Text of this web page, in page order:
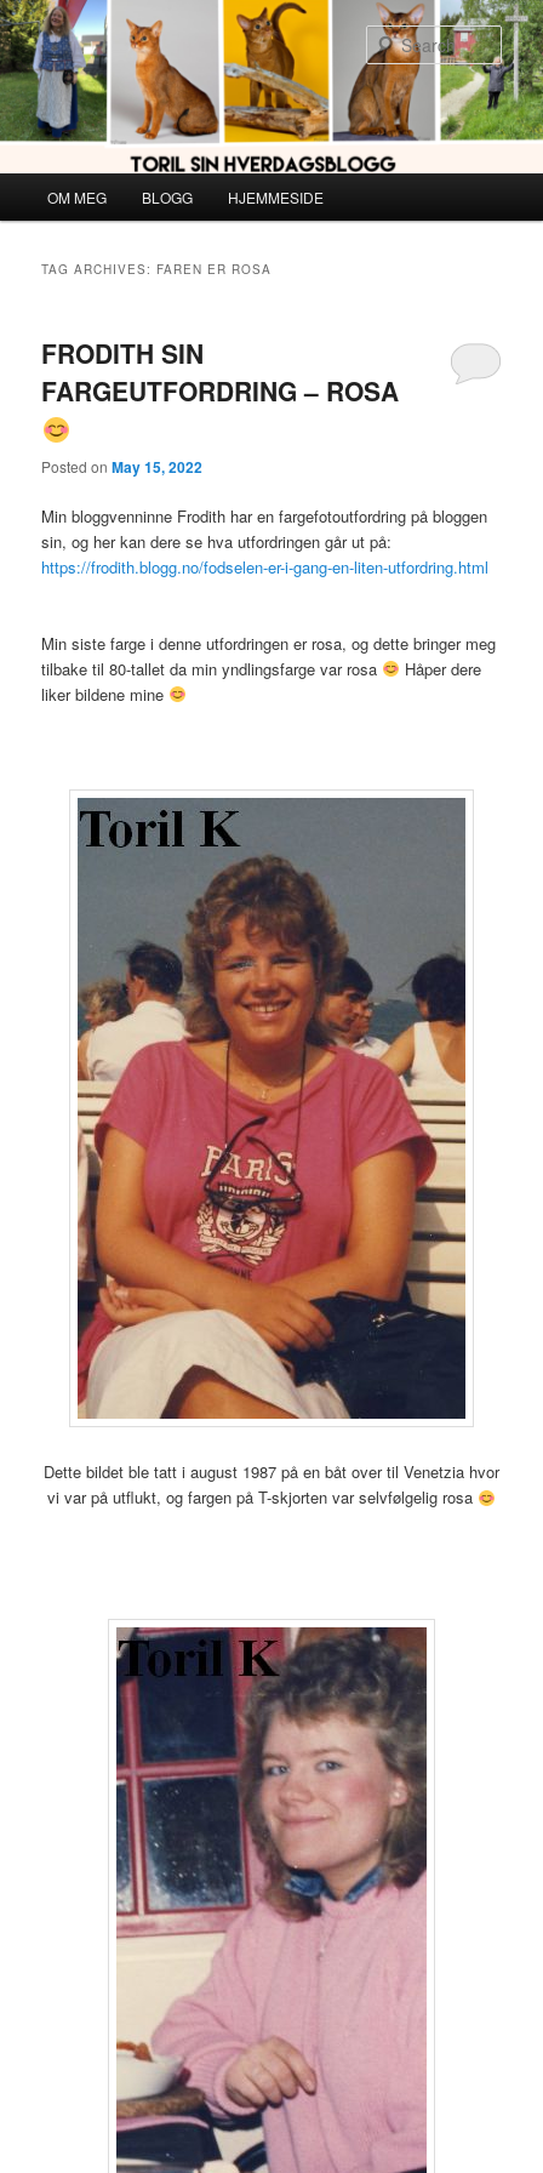
Skip
to
primary
content
Skip
to
secondary
content
OM MEG BLOGG HJEMMESIDE
TAG ARCHIVES: FAREN ER ROSA
FRODITH SIN
FARGEUTFORDRING – ROSA
Posted onMay 15, 2022
Min bloggvenninne Frodith har en fargefotoutfordring på bloggen
sin, og her kan dere se hva utfordringen går ut på:
https://frodith.blogg.no/fodselen-er-i-gang-en-liten-utfordring.html
Min siste farge i denne utfordringen er rosa, og dette bringer meg
tilbake til 80-tallet da min yndlingsfarge var rosa
Håper dere
liker bildene mine
Dette bildet ble tatt i august 1987 på en båt over til Venetzia hvor
vi var på utflukt, og fargen på T-skjorten var selvfølgelig rosa